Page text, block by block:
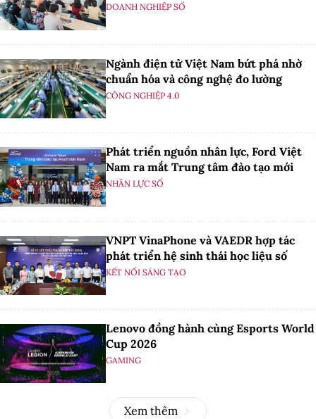
DOANH NGHIỆP SỐ
Ngành điện tử Việt Nam bứt phá nhờ
chuẩn hóa và công nghệ đo lường
CÔNG NGHIỆP 4.0
Phát triển nguồn nhân lực, Ford Việt
Nam ra mắt Trung tâm đào tạo mới
NHÂN LỰC SỐ
VNPT VinaPhone và VAEDR hợp tác
phát triển hệ sinh thái học liệu số
KẾT NỐI SÁNG TẠO
Lenovo đồng hành cùng Esports World
Cup 2026
GAMING
Xem thêm